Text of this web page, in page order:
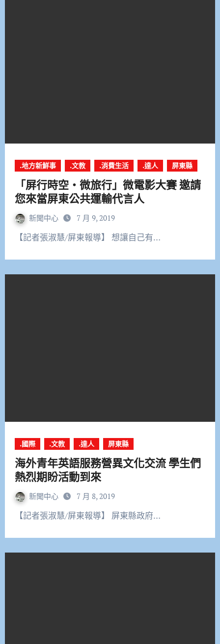
.地方新鮮事 .文教 .消費生活 .達人 屏東縣
「屏行時空‧微旅行」微電影大賽 邀請
您來當屏東公共運輸代言人
新聞中心 7 月 9, 2019
【記者張淑慧/屏東報導】 想讓自己有…
.國際 .文教 .達人 屏東縣
海外青年英語服務營異文化交流 學生們
熱烈期盼活動到來
新聞中心 7 月 8, 2019
【記者張淑慧/屏東報導】 屏東縣政府…